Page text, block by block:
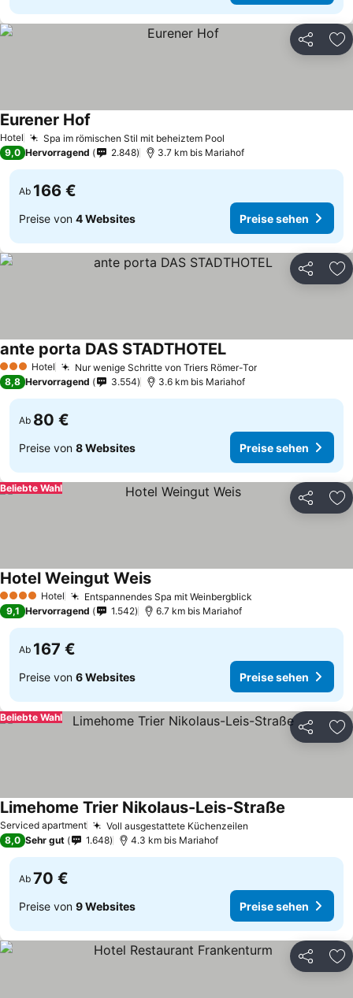
Teilen
Hotel Spa im römischen Stil mit beheiztem Pool
Eurener Hof
9,0 Hervorragend 2.848 3.7 km bis Mariahof
Ab 166 €
Preise von 4 Websites Preise sehen
Teilen
3 SterneHotel Nur wenige Schritte von Triers Römer-Tor
ante porta DAS STADTHOTEL
8,8 Hervorragend 3.554 3.6 km bis Mariahof
Ab 80 €
Preise von 8 Websites Preise sehen
Teilen
Beliebte Wahl
4 Sterne Hotel Entspannendes Spa mit Weinbergblick
Hotel Weingut Weis
9,1 Hervorragend 1.542 6.7 km bis Mariahof
Ab 167 €
Preise von 6 Websites Preise sehen
Teilen
Beliebte Wahl
Serviced apartment Voll ausgestattete Küchenzeilen
Limehome Trier Nikolaus-Leis-Straße
8,0 Sehr gut 1.648 4.3 km bis Mariahof
Ab 70 €
Preise von 9 Websites Preise sehen
Teilen